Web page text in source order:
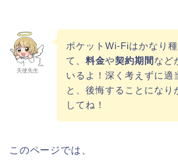
天使先生
ポケットWi-Fiはかなり
て、 料金や契約期間 など
いるよ！深く考えずに適
と、後悔することになり
してね！
このページでは、